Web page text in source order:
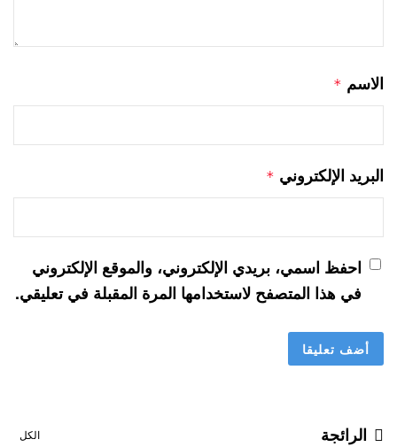
الاسم *
البريد الإلكتروني *
احفظ اسمي، بريدي الإلكتروني، والموقع الإلكتروني
في هذا المتصفح لاستخدامها المرة المقبلة في تعليقي.
الرائجة الكل